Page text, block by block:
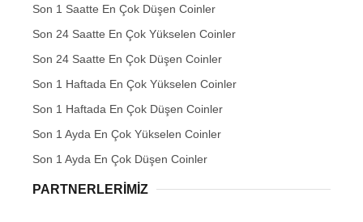
Son 1 Saatte En Çok Düşen Coinler
Son 24 Saatte En Çok Yükselen Coinler
Son 24 Saatte En Çok Düşen Coinler
Son 1 Haftada En Çok Yükselen Coinler
Son 1 Haftada En Çok Düşen Coinler
Son 1 Ayda En Çok Yükselen Coinler
Son 1 Ayda En Çok Düşen Coinler
PARTNERLERIMIZ